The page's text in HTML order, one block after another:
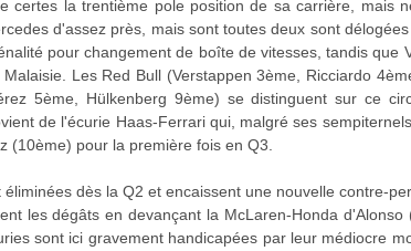
certes la trentième pole position de sa carrière, mais
d'assez près, mais sont toutes deux sont
pour changement de boîte de vitesses, tandis que
Les Red Bull (Verstappen 3ème, Ricciardo
5ème, Hülkenberg 9ème) se distinguent sur ce
de l'écurie Haas-Ferrari qui, malgré ses
(10ème) pour la première fois en Q3.
dès la Q2 et encaissent une nouvelle contre-
les dégâts en devançant la McLaren-Honda d'Alonso
sont ici gravement handicapées par leur médiocre